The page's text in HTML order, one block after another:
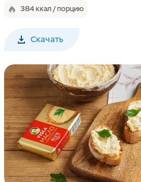
384 ккал / порцию
Скачать